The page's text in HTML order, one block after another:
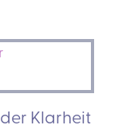
Klarheit